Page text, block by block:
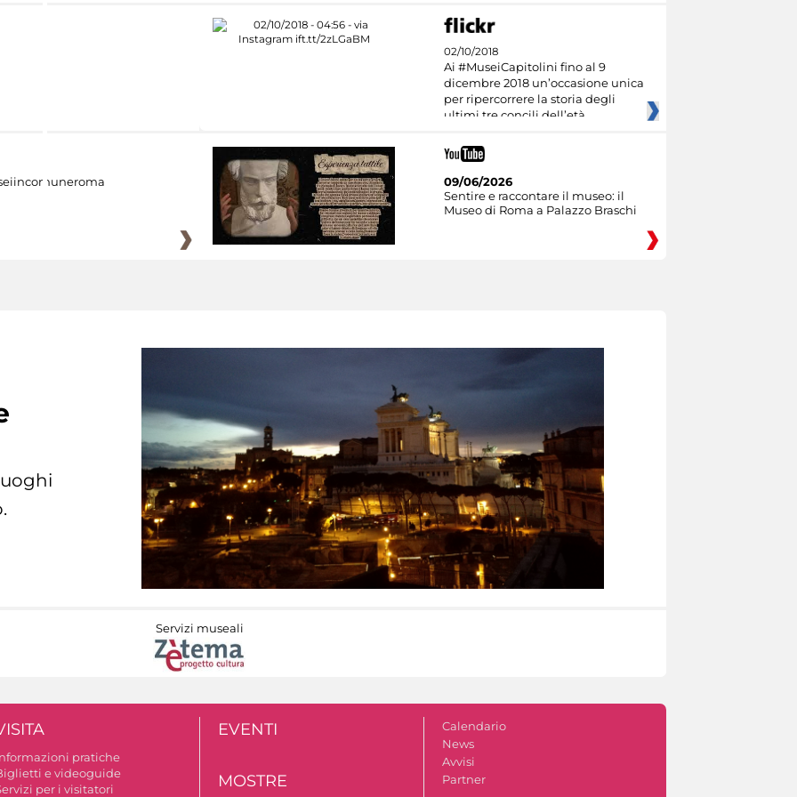
02/10/2018
Ai #MuseiCapitolini fino al 9
dicembre 2018 un’occasione unica
per ripercorrere la storia degli
ultimi tre concili dell’età
09/06/2026
Sentire e raccontare il museo: il
Museo di Roma a Palazzo Braschi
Servizi museali
pratiche
e videoguide
per i visitatori
EVENTI
MOSTRE
Calendario
News
Avvisi
Partner